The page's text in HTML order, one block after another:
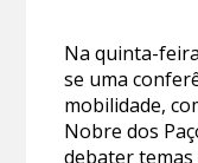
Na quinta-
se uma
mobilidade,
Nobre dos
debater